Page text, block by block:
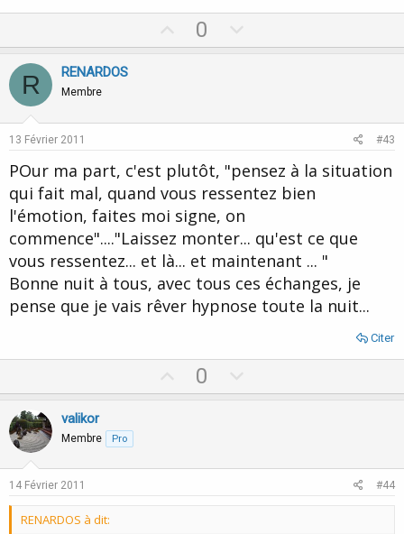
p
0
o
e
R RENARDOS
Membre
13 Février 2011 #43
POur ma part, c'est plutôt, "pensez à la situation
qui fait mal, quand vous ressentez bien
l'émotion, faites moi signe, on
commence"...."Laissez monter... qu'est ce que
vous ressentez... et là... et maintenant ... "
Bonne nuit à tous, avec tous ces échanges, je
pense que je vais rêver hypnose toute la nuit...
Citer
p
t
0
o
v
valikor
Membre Pro
14 Février 2011 #44
RENARDOS à dit: